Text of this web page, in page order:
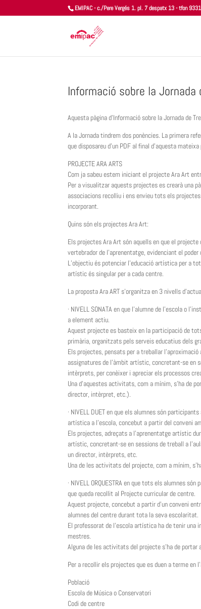
EMIPAC - c./Pere Vergés 1. pl. 7 despatx 13 - tfon
Informació sobre la Jornada
Aquesta pàgina d’Informació sobre la Jornada de
A la Jornada tindrem dos ponències. La primera
que disposareu d’un PDF al final d’aquesta mateixa
PROJECTE ARA ARTS
Com ja sabeu estem iniciant el projecte Ara Art
Per a visualitzar aquests projectes es crearà una
associacions recolliu i ens envieu tots els
incorporant.
Quins són els projectes Ara Art:
Els projectes Ara Art són aquells en que el
vertebrador de l’aprenentatge, evidenciant el
L’objectiu és potenciar l’educació artística per a
artístic és singular per a cada centre.
La proposta Ara ART s’organitza en 3 nivells
· NIVELL SONATA en que l’alumne de l’escola
a element actiu.
Aquest projecte es basteix en la participació de
primària, organitzats pels serveis educatius dels
Els projectes, pensats per a treballar
assignatures de l’àmbit artístic, concretant-se en
intèrprets, per conèixer i apreciar els processos
Una d’aquestes activitats, com a mínim, s’ha de
director, intèrpret, etc.).
· NIVELL DUET en que els alumnes són
artística a l’escola, concebut a partir del conveni
Els projectes, adreçats a l’aprenentatge artístic
artístic, concretant-se en sessions de treball a
un director, intèrprets, etc.
Una de les activitats del projecte, com a mínim,
· NIVELL ORQUESTRA en que tots els alumnes
que queda recollit al Projecte curricular de centre.
Aquest projecte, concebut a partir d’un conveni
alumnes del centre durant tota la seva escolaritat.
El professorat de l’escola artística ha de tenir
mestres.
Alguna de les activitats del projecte s’ha de portar
Per a recollir els projectes que es duen a terme
Població
Escola de Música o Conservatori
Codi de centre